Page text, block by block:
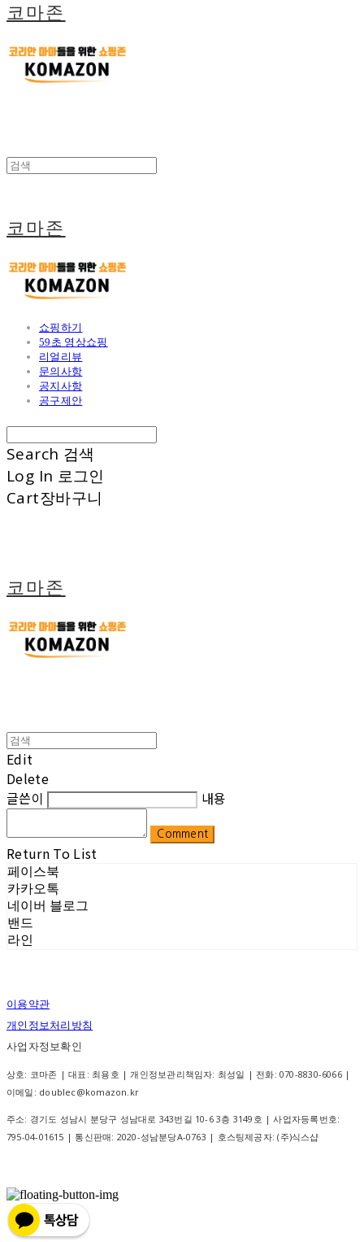
코마존
코마존
쇼핑하기
59초 영상쇼핑
리얼리뷰
문의사항
공지사항
공구제안
Search 검색
Log In 로그인
Cart장바구니
코마존
Edit
Delete
글쓴이
내용
Comment
Return To List
페이스북
카카오톡
네이버 블로그
밴드
라인
이용약관
개인정보처리방침
사업자정보확인
상호: 코마존 | 대표: 최용호 | 개인정보관리책임자: 최성일 | 전화: 070-8830-6066 |
이메일: doublec@komazon.kr
주소: 경기도 성남시 분당구 성남대로 343번길 10-6 3층 3149호 | 사업자등록번호:
795-04-01615 | 통신판매: 2020-성남분당A-0763 | 호스팅제공자: (주)식스샵